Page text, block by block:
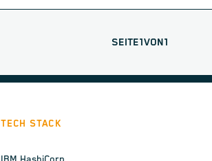
SEITE1VON1
TECH STACK